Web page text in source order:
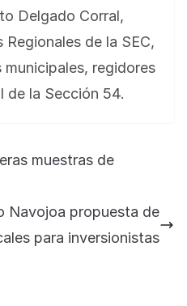
Delgado Corral,
de la SEC,
regidores
de la Sección 54.
muestras de
Navojoa propuesta de
para inversionistas
del gobernador
Durazo se esperan
en el tema de salud
y para el municipio